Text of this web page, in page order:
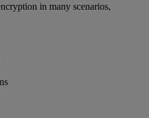
in many scenarios,